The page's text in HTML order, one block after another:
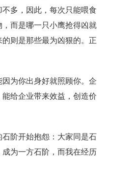
多，因此，每次只能喂食
而是哪一只小鹰抢得凶就
则是那些最为凶狠的。正
为你出身好就照顾你。企
给企业带来效益，创造价
阶开始抱怨：大家同是石
为一方石阶，而我在经历